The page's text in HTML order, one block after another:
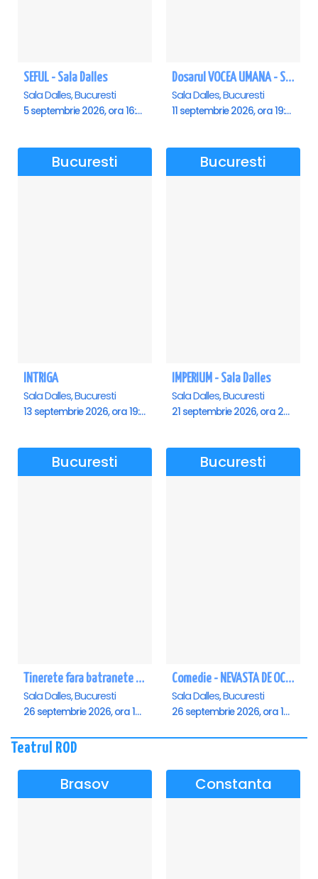
SEFUL - Sala Dalles
Sala Dalles, Bucuresti
5 septembrie 2026, ora 16:00
Dosarul VOCEA UMANA - Sala Dalles
Sala Dalles, Bucuresti
11 septembrie 2026, ora 19:30
Bucuresti
INTRIGA
Sala Dalles, Bucuresti
13 septembrie 2026, ora 19:00
Bucuresti
IMPERIUM - Sala Dalles
Sala Dalles, Bucuresti
21 septembrie 2026, ora 20:00
Bucuresti
Tinerete fara batranete si viata fara de moarte
Sala Dalles, Bucuresti
26 septembrie 2026, ora 10:30
Bucuresti
Comedie - NEVASTA DE OCAZIE !!!
Sala Dalles, Bucuresti
26 septembrie 2026, ora 19:00
Teatrul ROD
Brasov Constanta